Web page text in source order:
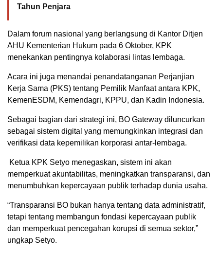
Tahun Penjara
Dalam forum nasional yang berlangsung di Kantor Ditjen
AHU Kementerian Hukum pada 6 Oktober, KPK
menekankan pentingnya kolaborasi lintas lembaga.
Acara ini juga menandai penandatanganan Perjanjian
Kerja Sama (PKS) tentang Pemilik Manfaat antara KPK,
KemenESDM, Kemendagri, KPPU, dan Kadin Indonesia.
Sebagai bagian dari strategi ini, BO Gateway diluncurkan
sebagai sistem digital yang memungkinkan integrasi dan
verifikasi data kepemilikan korporasi antar-lembaga.
Ketua KPK Setyo menegaskan, sistem ini akan
memperkuat akuntabilitas, meningkatkan transparansi, dan
menumbuhkan kepercayaan publik terhadap dunia usaha.
“Transparansi BO bukan hanya tentang data administratif,
tetapi tentang membangun fondasi kepercayaan publik
dan memperkuat pencegahan korupsi di semua sektor,”
ungkap Setyo.